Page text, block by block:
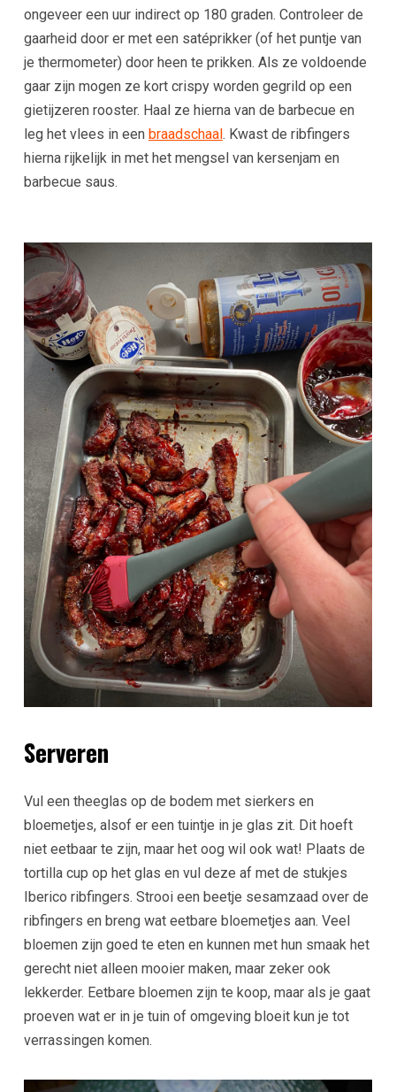
ongeveer een uur indirect op 180 graden. Controleer de
gaarheid door er met een satéprikker (of het puntje van
je thermometer) door heen te prikken. Als ze voldoende
gaar zijn mogen ze kort crispy worden gegrild op een
gietijzeren rooster. Haal ze hierna van de barbecue en
leg het vlees in een braadschaal. Kwast de ribfingers
hierna rijkelijk in met het mengsel van kersenjam en
barbecue saus.
Serveren
Vul een theeglas op de bodem met sierkers en
bloemetjes, alsof er een tuintje in je glas zit. Dit hoeft
niet eetbaar te zijn, maar het oog wil ook wat! Plaats de
tortilla cup op het glas en vul deze af met de stukjes
Iberico ribfingers. Strooi een beetje sesamzaad over de
ribfingers en breng wat eetbare bloemetjes aan. Veel
bloemen zijn goed te eten en kunnen met hun smaak het
gerecht niet alleen mooier maken, maar zeker ook
lekkerder. Eetbare bloemen zijn te koop, maar als je gaat
proeven wat er in je tuin of omgeving bloeit kun je tot
verrassingen komen.